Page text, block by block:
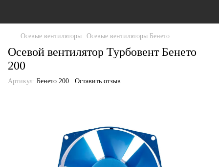
Осевые вентиляторы Осевые вентиляторы Бенето
Осевой вентилятор Турбовент Бенето
200
Артикул: Бенето 200 Оставить отзыв